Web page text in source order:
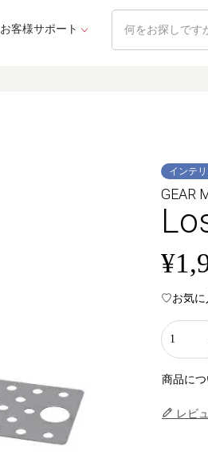
お客様サポート
インテ
GEAR
¥
お気
商品に
レビ